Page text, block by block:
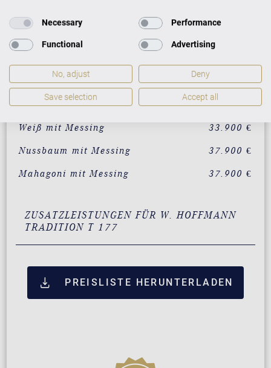
Preisliste
AUSFÜHRUNG PREISE
Schwarz mit Messing 31.900 €
Weiß mit Messing 33.900 €
Nussbaum mit Messing 37.900 €
Mahagoni mit Messing 37.900 €
ZUSATZLEISTUNGEN FÜR W. HOFFMANN
TRADITION T 177
PREISLISTE HERUNTERLADEN
Necessary Performance
Functional Advertising
No, adjust Deny
Save selection Accept all